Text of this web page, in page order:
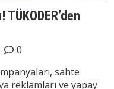
0
sahte
reklamları ve yapay